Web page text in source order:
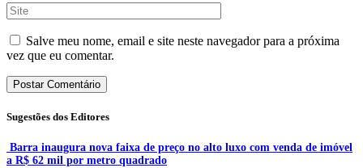
Salve meu nome, email e site neste navegador para a próxima
vez que eu comentar.
Sugestões dos Editores
Barra inaugura nova faixa de preço no alto luxo com venda de imóvel
a R$ 62 mil por metro quadrado